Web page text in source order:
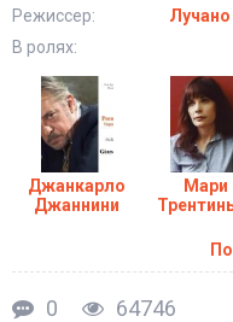
Режиссер:
В ролях:
Джанкарло
Джаннини
Мари
0 64746